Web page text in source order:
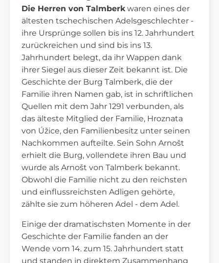
Die Herren von Talmberk waren eines der
ältesten tschechischen Adelsgeschlechter -
ihre Ursprünge sollen bis ins 12. Jahrhundert
zurückreichen und sind bis ins 13.
Jahrhundert belegt, da ihr Wappen dank
ihrer Siegel aus dieser Zeit bekannt ist. Die
Geschichte der Burg Talmberk, die der
Familie ihren Namen gab, ist in schriftlichen
Quellen mit dem Jahr 1291 verbunden, als
das älteste Mitglied der Familie, Hroznata
von Úžice, den Familienbesitz unter seinen
Nachkommen aufteilte. Sein Sohn Arnošt
erhielt die Burg, vollendete ihren Bau und
wurde als Arnošt von Talmberk bekannt.
Obwohl die Familie nicht zu den reichsten
und einflussreichsten Adligen gehörte,
zählte sie zum höheren Adel - dem Adel.
Einige der dramatischsten Momente in der
Geschichte der Familie fanden an der
Wende vom 14. zum 15. Jahrhundert statt
und standen in direktem Zusammenhang